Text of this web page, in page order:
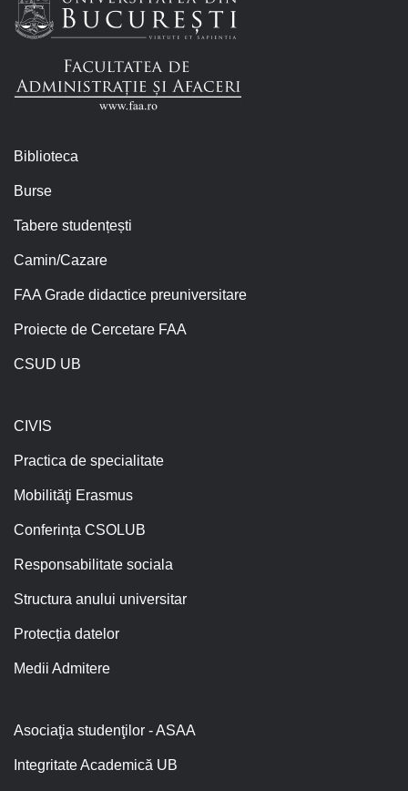
Biblioteca
Burse
Tabere studențești
Camin/Cazare
FAA Grade didactice preuniversitare
Proiecte de Cercetare FAA
CSUD UB
CIVIS
Practica de specialitate
Mobilităţi Erasmus
Conferința CSOLUB
Responsabilitate sociala
Structura anului universitar
Protecția datelor
Medii Admitere
Asociaţia studenţilor - ASAA
Integritate Academică UB